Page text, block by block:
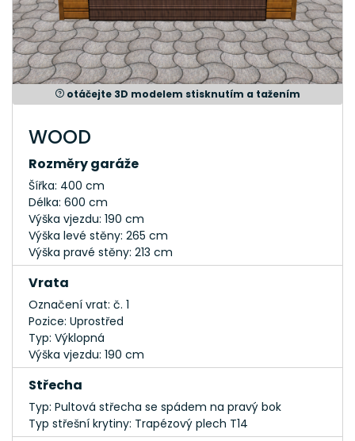
otáčejte 3D modelem stisknutím a tažením
WOOD
Rozměry garáže
Šířka: 400 cm
Délka: 600 cm
Výška vjezdu: 190 cm
Výška levé stěny: 265 cm
Výška pravé stěny: 213 cm
Vrata
Označení vrat: č. 1
Pozice: Uprostřed
Typ: Výklopná
Výška vjezdu: 190 cm
Střecha
Typ: Pultová střecha se spádem na pravý bok
Typ střešní krytiny: Trapézový plech T14